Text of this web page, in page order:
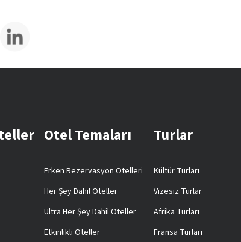
Otel Temaları
Erken Rezervasyon Otelleri
Her Şey Dahil Oteller
Ultra Her Şey Dahil Oteller
Etkinlikli Oteller
Turlar
Kültür Turları
Vizesiz Turlar
Afrika Turları
Fransa Turları